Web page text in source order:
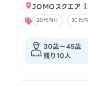
JOMOスクエア【
20代向け 30代
30歳〜45歳
残り10人